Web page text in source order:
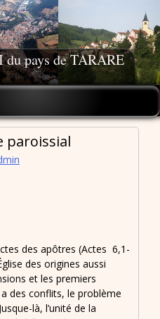
pays de TARARE
paroissial
des apôtres (Actes 6,1-
des origines aussi
et les premiers
des conflits, le problème
là, l’unité de la